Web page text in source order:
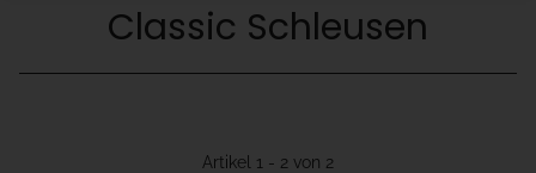
Classic Schleusen
Artikel 1 - 2 von 2